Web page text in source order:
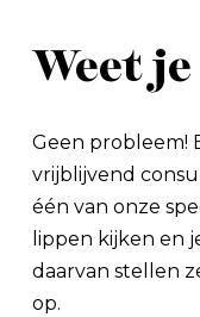
Weet
Geen probleem!
vrijblijvend
één van onze
lippen kijken en
daarvan stellen
op.